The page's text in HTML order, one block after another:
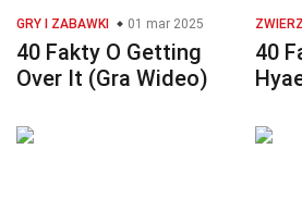
GRY I ZABAWKI 01 mar 2025
40 Fakty O Getting
Over It (Gra Wideo)
40